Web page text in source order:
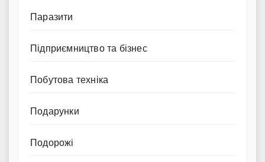
Паразити
Підприємництво та бізнес
Побутова техніка
Подарунки
Подорожі